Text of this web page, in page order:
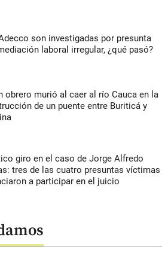
son investigadas por presunta
laboral irregular, ¿qué pasó?
obrero murió al caer al río Cauca en la
de un puente entre Buriticá y
giro en el caso de Jorge Alfredo
tres de las cuatro presuntas víctimas
a participar en el juicio